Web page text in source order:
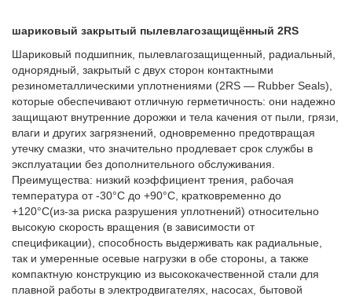
шариковый закрытый пылевлагозащищённый 2RS
Шариковый подшипник, пылевлагозащищенный, радиальный,
однорядный, закрытый с двух сторон контактными
резинометаллическими уплотнениями (2RS — Rubber Seals),
которые обеспечивают отличную герметичность: они надежно
защищают внутренние дорожки и тела качения от пыли, грязи,
влаги и других загрязнений, одновременно предотвращая
утечку смазки, что значительно продлевает срок службы в
эксплуатации без дополнительного обслуживания.
Преимущества: низкий коэффициент трения, рабочая
температура от -30°C до +90°C, кратковременно до
+120°C(из-за риска разрушения уплотнений) относительно
высокую скорость вращения (в зависимости от
спецификации), способность выдерживать как радиальные,
так и умеренные осевые нагрузки в обе стороны, а также
компактную конструкцию из высококачественной стали для
плавной работы в электродвигателях, насосах, бытовой